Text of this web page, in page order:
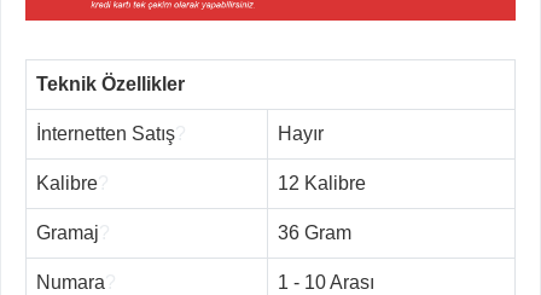
Teknik Özellikler
İnternetten Satış Hayır
Kalibre 12 Kalibre
Gramaj 36 Gram
Numara 1 - 10 Arası